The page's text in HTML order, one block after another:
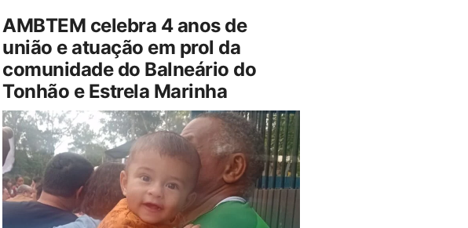
AMBTEM celebra 4 anos de
união e atuação em prol da
comunidade do Balneário do
Tonhão e Estrela Marinha